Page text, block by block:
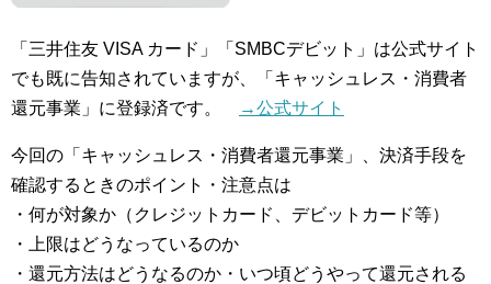
「三井住友 VISA カード」「SMBCデビット」は公式サイト
でも既に告知されていますが、「キャッシュレス・消費者
還元事業」に登録済です。
→公式サイト
今回の「キャッシュレス・消費者還元事業」、決済手段を
確認するときのポイント・注意点は
・何が対象か（クレジットカード、デビットカード等）
・上限はどうなっているのか
・還元方法はどうなるのか・いつ頃どうやって還元される